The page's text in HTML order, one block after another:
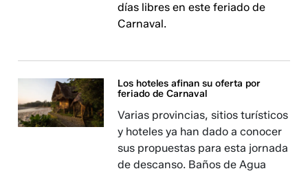
días libres en este feriado de
Carnaval.
Los hoteles afinan su oferta por
feriado de Carnaval
Varias provincias, sitios turísticos
y hoteles ya han dado a conocer
sus propuestas para esta jornada
de descanso. Baños de Agua